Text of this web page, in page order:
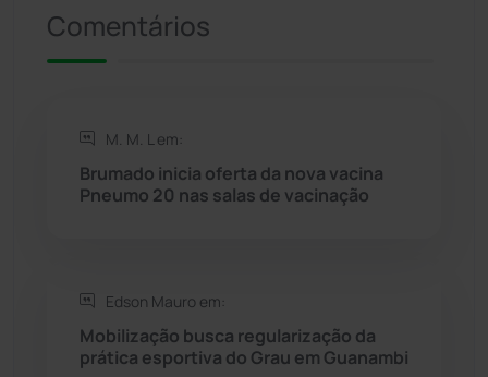
Riacho de Santana
Rio do Antônio
Rio do Pires
Seabra
Comentários
M. M. L em:
Brumado inicia oferta da nova vacina
Pneumo 20 nas salas de vacinação
Edson Mauro em:
Mobilização busca regularização da
prática esportiva do Grau em Guanambi